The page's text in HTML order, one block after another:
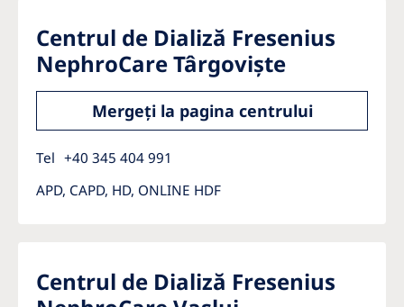
Centrul de Dializă Fresenius
NephroCare Târgoviște
Mergeți la pagina centrului
Tel +40 345 404 991
APD, CAPD, HD, ONLINE HDF
Centrul de Dializă Fresenius